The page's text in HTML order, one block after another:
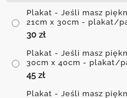
Plakat - Jeśli masz
21cm x 30cm - plakat/
30 zł
Plakat - Jeśli masz
30cm x 40cm - plakat/
45 zł
Plakat - Jeśli masz